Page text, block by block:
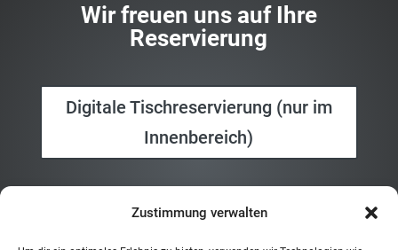
Zustimmung verwalten
Wir freuen uns auf Ihre
Reservierung
Digitale Tischreservierung (nur im
Innenbereich)
36387171